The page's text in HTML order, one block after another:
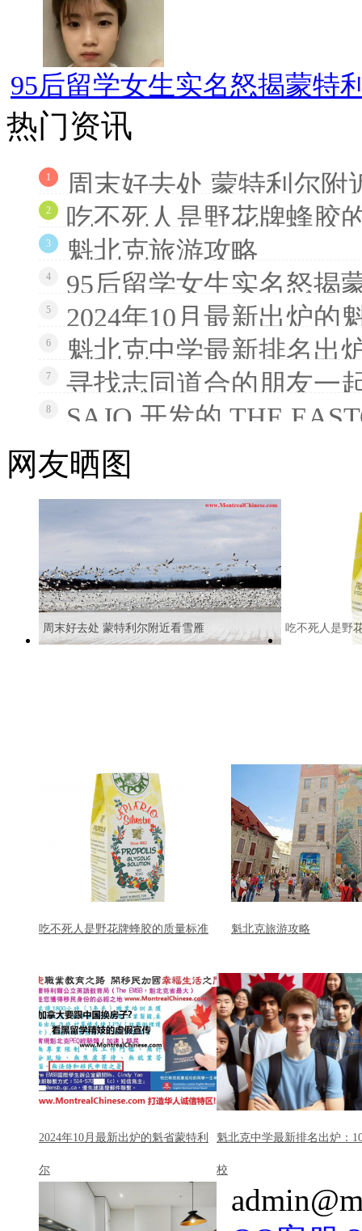
95后留学女生实名怒揭蒙特
热门资讯
1 周末好去处 蒙特利尔附
2 吃不死人是野花牌蜂胶
3 魁北克旅游攻略
4 95后留学女生实名怒揭
5 2024年10月最新出炉的
6 魁北克中学最新排名出
7 寻找志同道合的朋友一
8 SAJO 开发的 THE
网友晒图
周末好去处 蒙特利尔附近看雪雁 吃不死人是野
吃不死人是野花牌蜂胶的质量标准 魁北克旅游攻略
2024年10月最新出炉的魁省蒙特利
尔
魁北克中学最新排名出炉：
校